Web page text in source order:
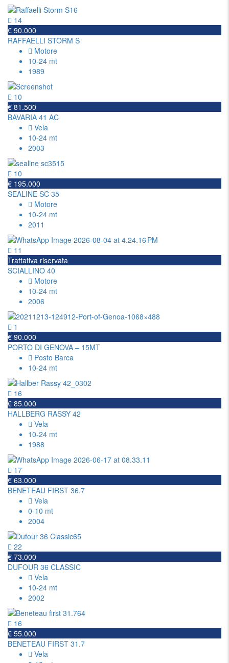
14
€ 90.000
RAFFAELLI STORM S
Motore
10-24 mt
1989
10
€ 81.500
BAVARIA 41 AC
Vela
10-24 mt
2003
10
€ 195.000
SEALINE SC 35
Motore
10-24 mt
2011
11
Trattativa riservata
SCIALLINO 40
Motore
10-24 mt
2006
1
€ 90.000
PORTO DI GENOVA – 15MT
Posto Barca
10-24 mt
16
€ 85.000
HALLBERG RASSY 42
Vela
10-24 mt
1988
17
€ 63.000
BENETEAU FIRST 36.7
Vela
0-10 mt
2004
22
€ 73.000
DUFOUR 36 CLASSIC
Vela
10-24 mt
2002
16
€ 55.000
BENETEAU FIRST 31.7
Vela